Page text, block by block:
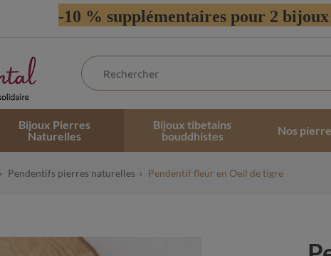
-10 % supplémentaires pour 2
Bijoux Pierres
Naturelles
Bijoux tibetains
bouddhistes
Nos
Pendentifs pierres naturelles Pendentif fleur en Oeil de tigre